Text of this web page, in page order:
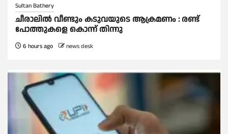
Sultan Bathery
ചീരാലിൽ വീണ്ടും കടുവയുടെ ആക്രമണം : രണ്ട്
പോത്തുകളെ കൊന്ന് തിന്നു
6 hours ago news desk